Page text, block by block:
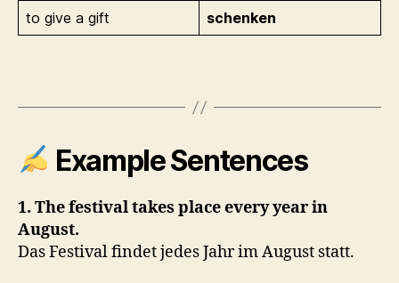
to give a gift schenken
Example Sentences
1. The festival takes place every year in
August.
Das Festival findet jedes Jahr im August statt.